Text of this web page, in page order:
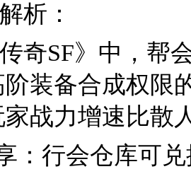
析：
奇SF》中，帮
装备合成权限
战力增速比散
：行会仓库可